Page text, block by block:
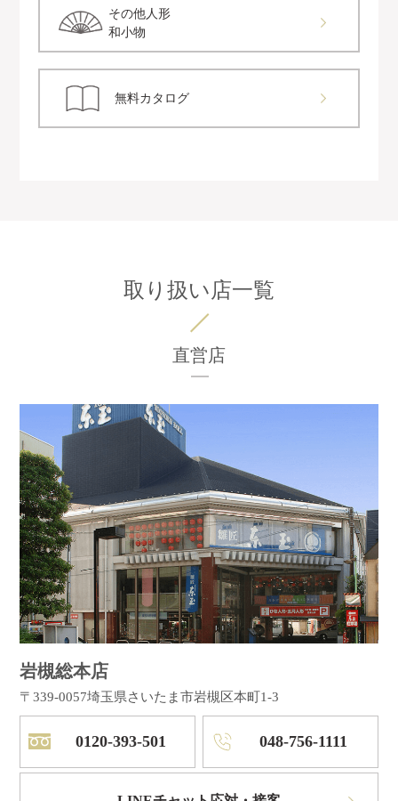
その他人形
和小物
無料カタログ
取り扱い店一覧
直営店
岩槻総本店
〒339-0057埼玉県さいたま市岩槻区本町1-3
0120-393-501 048-756-1111